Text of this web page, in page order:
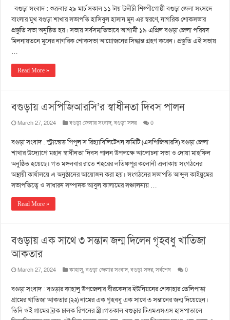
বগুড়া সংবাদ : শুক্রবার ২৯ মার্চ সকাল ১১ টায় উদীচী শিল্পীগোষ্ঠী বগুড়া জেলা সংসদে
বাংলার মুখ বগুড়া শাখার সভাপতি হাসিবুল হাসান মুন এর স্বরণে, নাগরিক শোকসভার
প্রস্তুতি সভা অনুষ্ঠিত হয়। সভায় সর্বসম্মতিভাবে আগামী ১৯ এপ্রিল বগুড়া জেলা পরিষদ
মিলনায়তনে মুনের নাগরিক শোকসভা আয়োজনের সিদ্ধান্ত গ্রহণ করেন। প্রস্তুতি এই সভায়
…
Read More »
বগুড়ায় এসপিজিআরসি’র স্বাধীনতা দিবস পালন
March 27, 2024 বগুড়া জেলার সংবাদ,বগুড়া সদর 0
বগুড়া সংবাদ : স্ট্রান্ডেড পিপুল’স রিহ্যাবিলিটেশন কমিটি (এসপিজিআরসি) বগুড়া জেলা
শাখার উদ্যোগে মহান স্বাধীনতা দিবস পালন উপলক্ষে আলোচনা সভা ও দোয়া মাহফিল
অনুষ্ঠিত হয়েছে। গত মঙ্গলবার রাতে শহরের লতিফপুর কলোনী এলাকায় সংগঠনের
অস্থায়ী কার্যালয়ে এ অনুষ্ঠানের আয়োজন করা হয়। সংগঠনের সভাপতি আব্দুল কাইয়ুমের
সভাপতিত্বে ও সাধারন সম্পাদক আবুল কালামের সঞ্চালনায় …
Read More »
বগুড়ায় এক সাথে ৩ সন্তান জন্ম দিলেন গৃহবধু খাতিজা
আকতার
March 27, 2024 কাহালু,বগুড়া জেলার সংবাদ,বগুড়া সদর,সর্বশেষ 0
বগুড়া সংবাদ : বগুড়ার কাহালু উপজেলার বীরকেদার ইউনিয়নের শেকাহার তেলিপাড়া
গ্রামের খাতিজা আকতার (২২) নামের এক গৃহবধু এক সাথে ৩ সন্তানের জন্ম দিয়েছেন।
তিনি ওই গ্রামের ট্রাক চালক রিপনের স্ত্রী।গতকাল বগুড়ার টিএমএসএস হাসপাতালে